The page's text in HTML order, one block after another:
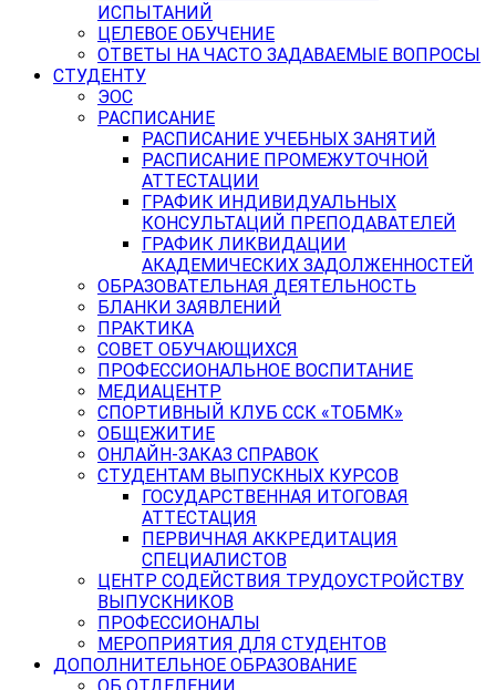
ИСПЫТАНИЙ
ЦЕЛЕВОЕ ОБУЧЕНИЕ
ОТВЕТЫ НА ЧАСТО ЗАДАВАЕМЫЕ ВОПРОСЫ
СТУДЕНТУ
ЭОС
РАСПИСАНИЕ
РАСПИСАНИЕ УЧЕБНЫХ ЗАНЯТИЙ
РАСПИСАНИЕ ПРОМЕЖУТОЧНОЙ
АТТЕСТАЦИИ
ГРАФИК ИНДИВИДУАЛЬНЫХ
КОНСУЛЬТАЦИЙ ПРЕПОДАВАТЕЛЕЙ
ГРАФИК ЛИКВИДАЦИИ
АКАДЕМИЧЕСКИХ ЗАДОЛЖЕННОСТЕЙ
ОБРАЗОВАТЕЛЬНАЯ ДЕЯТЕЛЬНОСТЬ
БЛАНКИ ЗАЯВЛЕНИЙ
ПРАКТИКА
СОВЕТ ОБУЧАЮЩИХСЯ
ПРОФЕССИОНАЛЬНОЕ ВОСПИТАНИЕ
МЕДИАЦЕНТР
СПОРТИВНЫЙ КЛУБ ССК «ТОБМК»
ОБЩЕЖИТИЕ
ОНЛАЙН-ЗАКАЗ СПРАВОК
СТУДЕНТАМ ВЫПУСКНЫХ КУРСОВ
ГОСУДАРСТВЕННАЯ ИТОГОВАЯ
АТТЕСТАЦИЯ
ПЕРВИЧНАЯ АККРЕДИТАЦИЯ
СПЕЦИАЛИСТОВ
ЦЕНТР СОДЕЙСТВИЯ ТРУДОУСТРОЙСТВУ
ВЫПУСКНИКОВ
ПРОФЕССИОНАЛЫ
МЕРОПРИЯТИЯ ДЛЯ СТУДЕНТОВ
ДОПОЛНИТЕЛЬНОЕ ОБРАЗОВАНИЕ